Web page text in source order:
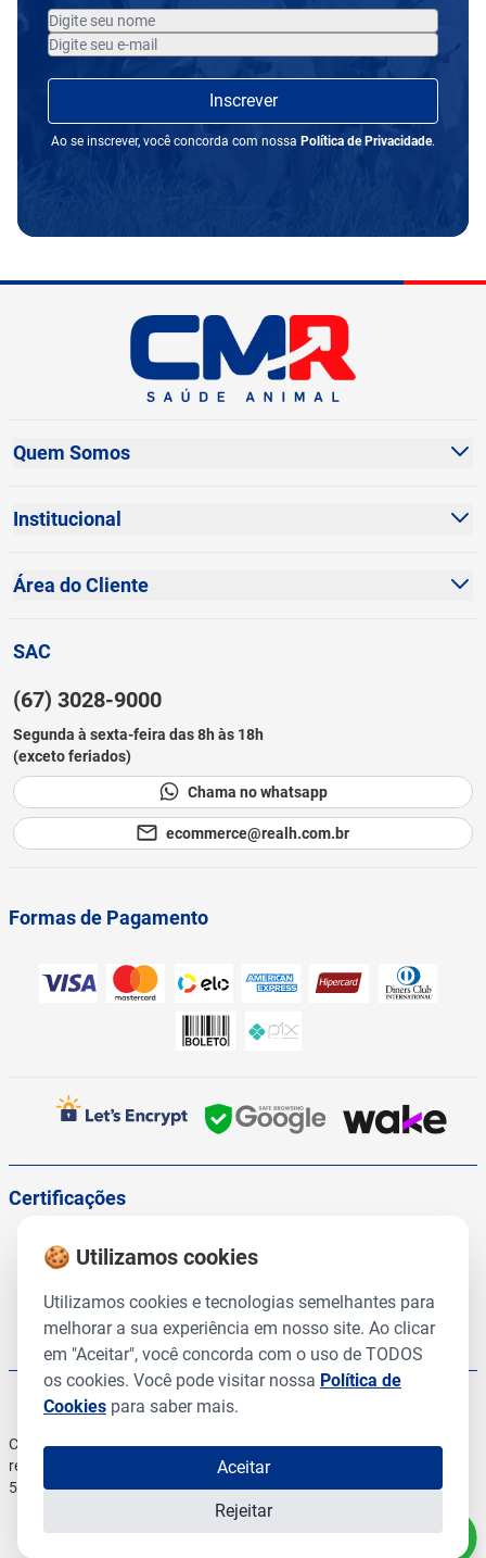
Inscrever
Ao se inscrever, você concorda com nossa Política de Privacidade.
Quem Somos
Fale Conosco
Blog
Institucional
Termos e Condições
Como Comprar
Black Friday
Área do Cliente
Cadastre-se
Lista de Desejos
SAC
(67) 3028-9000
Segunda à sexta-feira das 8h às 18h
(exceto feriados)
Chama no whatsapp
ecommerce@realh.com.br
Formas de Pagamento
Certificações
Copyright © 2025, CMR Prod Veterinários. Todos os direitos
reservados | 54.345.860/0001-96 54.345.860/0002-77
54.345.860/0005-10
Desenvolvido por:
🍪 Utilizamos cookies
Utilizamos cookies e tecnologias semelhantes para
melhorar a sua experiência em nosso site. Ao clicar
em "Aceitar", você concorda com o uso de TODOS
os cookies. Você pode visitar nossa Política de
Cookies para saber mais.
Aceitar
Rejeitar